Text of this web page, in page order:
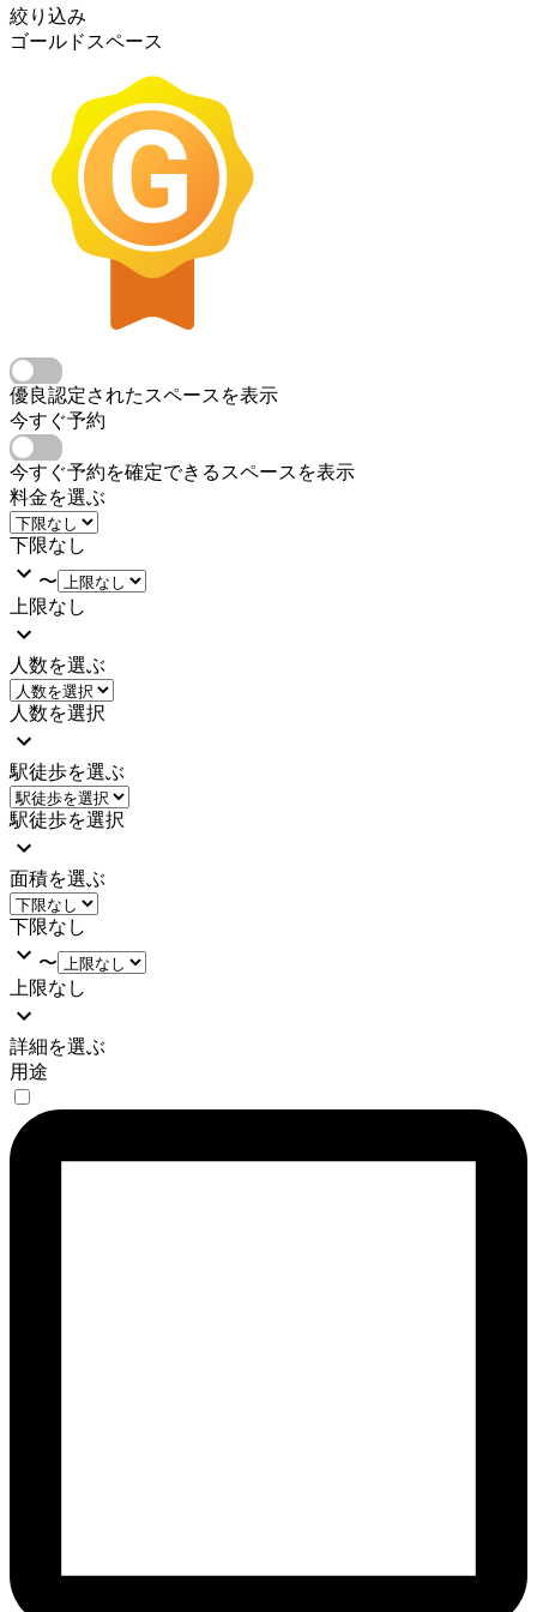
絞り込み
ゴールドスペース
優良認定されたスペースを表示
今すぐ予約
今すぐ予約を確定できるスペースを表示
料金を選ぶ
下限なし
〜
上限なし
人数を選ぶ
人数を選択
駅徒歩を選ぶ
駅徒歩を選択
面積を選ぶ
下限なし
〜
上限なし
詳細を選ぶ
用途